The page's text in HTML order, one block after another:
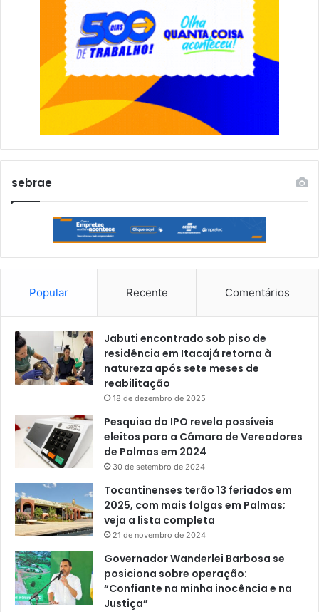
sebrae
Popular Recente Comentários
Jabuti encontrado sob piso de
residência em Itacajá retorna à
natureza após sete meses de
reabilitação
18 de dezembro de 2025
Pesquisa do IPO revela possíveis
eleitos para a Câmara de Vereadores
de Palmas em 2024
30 de setembro de 2024
Tocantinenses terão 13 feriados em
2025, com mais folgas em Palmas;
veja a lista completa
21 de novembro de 2024
Governador Wanderlei Barbosa se
posiciona sobre operação:
“Confiante na minha inocência e na
Justiça”